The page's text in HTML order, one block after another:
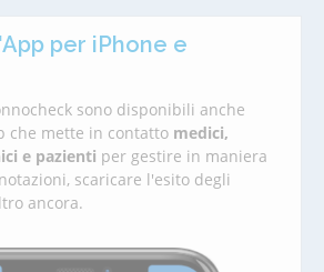
per iPhone e
sono disponibili anche
che mette in contatto medici,
e pazienti per gestire in maniera
scaricare l'esito degli
ancora.